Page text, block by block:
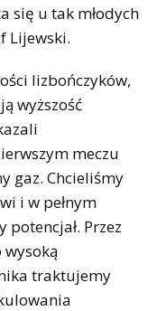
się u tak młodych
Lijewski.
lizbończyków,
wyższość
meczu
gaz. Chcieliśmy
i w pełnym
Przez
traktujemy